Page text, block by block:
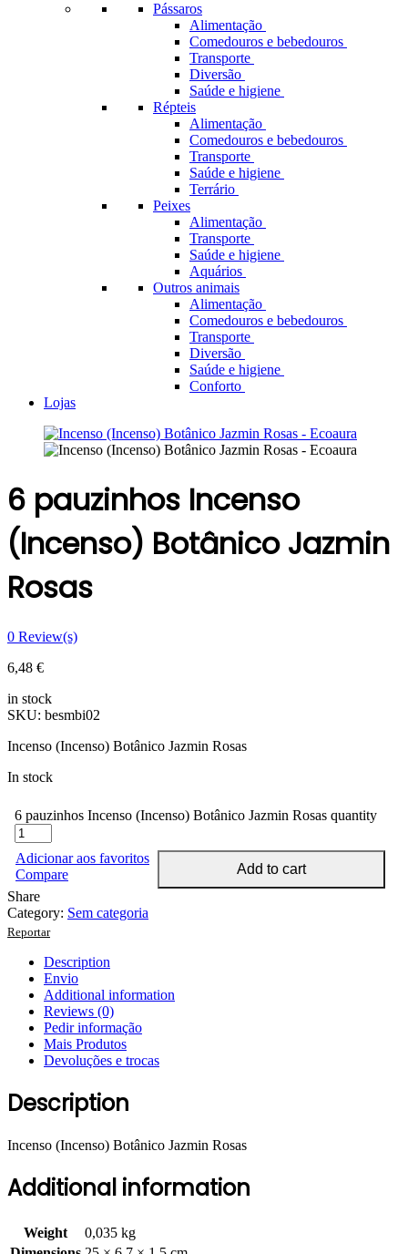
Pássaros
Alimentação
Comedouros e bebedouros
Transporte
Diversão
Saúde e higiene
Répteis
Alimentação
Comedouros e bebedouros
Transporte
Saúde e higiene
Terrário
Peixes
Alimentação
Transporte
Saúde e higiene
Aquários
Outros animais
Alimentação
Comedouros e bebedouros
Transporte
Diversão
Saúde e higiene
Conforto
Lojas
6 pauzinhos Incenso
(Incenso) Botânico Jazmin
Rosas
0 Review(s)
6,48 €
in stock
SKU: besmbi02
Incenso (Incenso) Botânico Jazmin Rosas
In stock
6 pauzinhos Incenso (Incenso) Botânico Jazmin Rosas quantity
Add to cart
Adicionar aos favoritos
Compare
Share
Category: Sem categoria
Reportar
Description
Envio
Additional information
Reviews (0)
Pedir informação
Mais Produtos
Devoluções e trocas
Description
Incenso (Incenso) Botânico Jazmin Rosas
Additional information
Weight
0,035 kg